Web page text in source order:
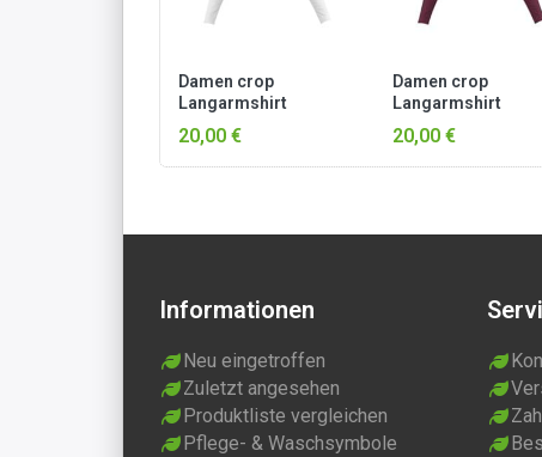
Damen crop
Langarmshirt
hochgeschlossen
„Noia“ Weiß
20,00 €
Damen crop
Langarmshirt
hochgeschlossen
„Noia“ Burgund
20,00 €
Informationen
Neu eingetroffen
Zuletzt angesehen
Produktliste vergleichen
Pflege- & Waschsymbole